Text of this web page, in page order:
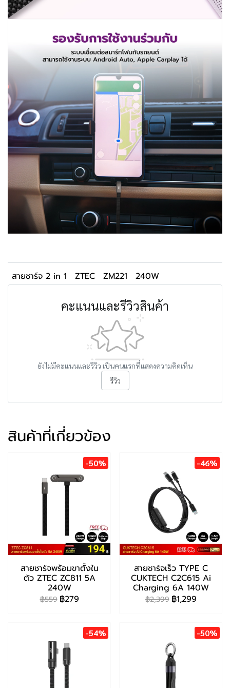
สายชาร์จ 2 in 1 ZTEC ZM221 240W
คะแนนและรีวิวสินค้า
ยังไม่มีคะแนนและรีวิว เป็นคนแรกที่แสดงความคิดเห็น
รีวิว
สินค้าที่เกี่ยวข้อง
-50%
สายชาร์จพร้อมขาตั้งใน
ตัว ZTEC ZC811 5A
240W
฿559 ฿279
-46%
สายชาร์จเร็ว TYPE C
CUKTECH C2C615 Ai
Charging 6A 140W
฿2,399 ฿1,299
-54% -50%